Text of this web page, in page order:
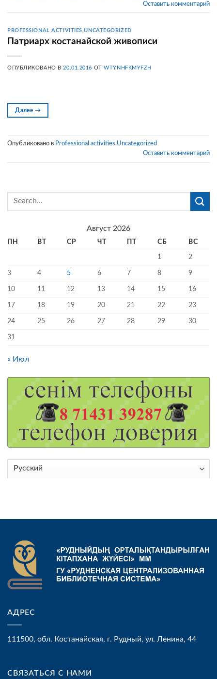
Оставить комментарий
PROFESSIONAL ACTIVITIES,UNCATEGORIZED
Патриарх костанайской живописи
ОПУБЛИКОВАНО В20.01.2016 ОТWTYNHFKMYFZH
Далее →
Опубликовано в Professional activities,Uncategorized
Оставить комментарий
Август 2026
ПН ВТ СР ЧТ ПТ СБ ВС
1 2
3 4 5 6 7 8 9
10 11 12 13 14 15 16
17 18 19 20 21 22 23
24 25 26 27 28 29 30
31
« Июл
Выбрать
АДРЕС
111500, обл. Костанайская, г. Рудный, ул. Ленина, 44
СВЯЗАТЬСЯ С НАМИ